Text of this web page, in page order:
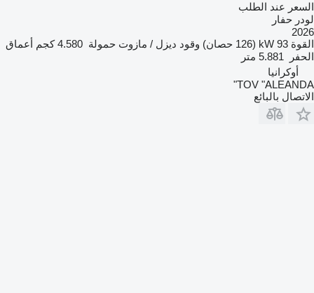
السعر عند الطلب
لودر حفار
2026
القوة 93 kW (126 حصان) وقود ديزل / مازوت حمولة 4.580 كجم
أعماق
الحفر
5.881 متر
أوكرانيا
TOV "ALEANDA"
الاتصال بالبائع